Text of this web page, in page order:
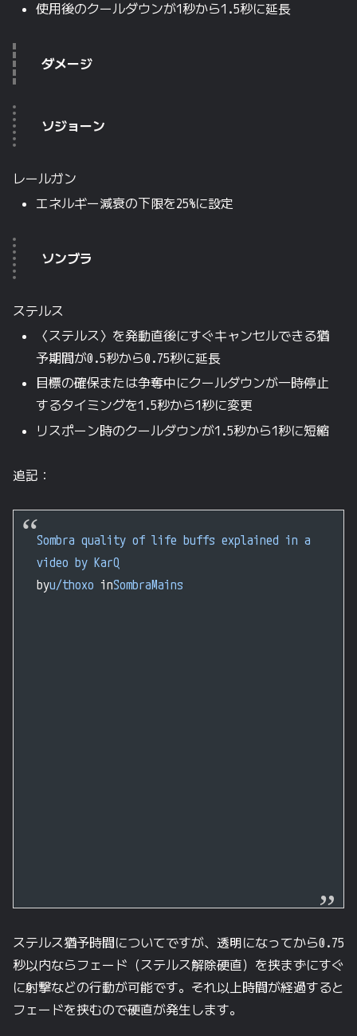
使用後のクールダウンが1秒から1.5秒に延長
ダメージ
ソジョーン
レールガン
エネルギー減衰の下限を25%に設定
ソンブラ
ステルス
〈ステルス〉を発動直後にすぐキャンセルできる猶
予期間が0.5秒から0.75秒に延長
目標の確保または争奪中にクールダウンが一時停止
するタイミングを1.5秒から1秒に変更
リスポーン時のクールダウンが1.5秒から1秒に短縮
追記：
Sombra quality of life buffs explained in a
video by KarQ
byu/thoxo inSombraMains
ステルス猶予時間についてですが、透明になってから0.75
秒以内ならフェード（ステルス解除硬直）を挟まずにすぐ
に射撃などの行動が可能です。それ以上時間が経過すると
フェードを挟むので硬直が発生します。